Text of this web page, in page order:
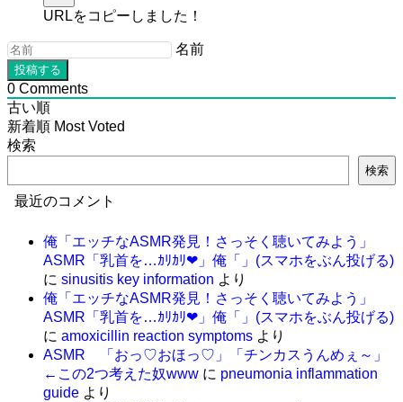
URLをコピーしました！
名前
0 Comments
古い順
新着順 Most Voted
検索
検索
最近のコメント
俺「エッチなASMR発見！さっそく聴いてみよう」
ASMR「乳首を…ｶﾘｶﾘ❤」俺「」(スマホをぶん投げる)
に sinusitis key information より
俺「エッチなASMR発見！さっそく聴いてみよう」
ASMR「乳首を…ｶﾘｶﾘ❤」俺「」(スマホをぶん投げる)
に amoxicillin reaction symptoms より
ASMR 「おっ♡おほっ♡」「チンカスうんめぇ～」
←この2つ考えた奴www に pneumonia inflammation
guide より